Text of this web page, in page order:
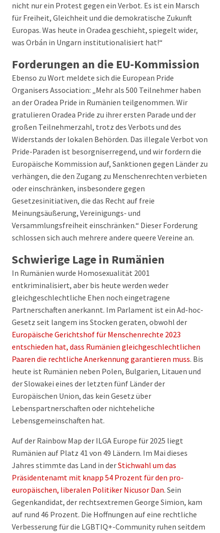
nicht nur ein Protest gegen ein Verbot. Es ist ein Marsch
für Freiheit, Gleichheit und die demokratische Zukunft
Europas. Was heute in Oradea geschieht, spiegelt wider,
was Orbán in Ungarn institutionalisiert hat!“
Forderungen an die EU-Kommission
Ebenso zu Wort meldete sich die European Pride
Organisers Association: „Mehr als 500 Teilnehmer haben
an der Oradea Pride in Rumänien teilgenommen. Wir
gratulieren Oradea Pride zu ihrer ersten Parade und der
großen Teilnehmerzahl, trotz des Verbots und des
Widerstands der lokalen Behörden. Das illegale Verbot von
Pride-Paraden ist besorgniserregend, und wir fordern die
Europäische Kommission auf, Sanktionen gegen Länder zu
verhängen, die den Zugang zu Menschenrechten verbieten
oder einschränken, insbesondere gegen
Gesetzesinitiativen, die das Recht auf freie
Meinungsäußerung, Vereinigungs- und
Versammlungsfreiheit einschränken.“ Dieser Forderung
schlossen sich auch mehrere andere queere Vereine an.
Schwierige Lage in Rumänien
In Rumänien wurde Homosexualität 2001
entkriminalisiert, aber bis heute werden weder
gleichgeschlechtliche Ehen noch eingetragene
Partnerschaften anerkannt. Im Parlament ist ein Ad-hoc-
Gesetz seit langem ins Stocken geraten, obwohl der
Europäische Gerichtshof für Menschenrechte 2023
entschieden hat, dass Rumänien gleichgeschlechtlichen
Paaren die rechtliche Anerkennung garantieren muss. Bis
heute ist Rumänien neben Polen, Bulgarien, Litauen und
der Slowakei eines der letzten fünf Länder der
Europäischen Union, das kein Gesetz über
Lebenspartnerschaften oder nichteheliche
Lebensgemeinschaften hat.
Auf der Rainbow Map der ILGA Europe für 2025 liegt
Rumänien auf Platz 41 von 49 Ländern. Im Mai dieses
Jahres stimmte das Land in derStichwahl um das
Präsidentenamt mit knapp 54 Prozent für den pro-
europäischen, liberalen Politiker Nicusor Dan. Sein
Gegenkandidat, der rechtsextremen George Simion, kam
auf rund 46 Prozent. Die Hoffnungen auf eine rechtliche
Verbesserung für die LGBTIQ+-Community ruhen seitdem